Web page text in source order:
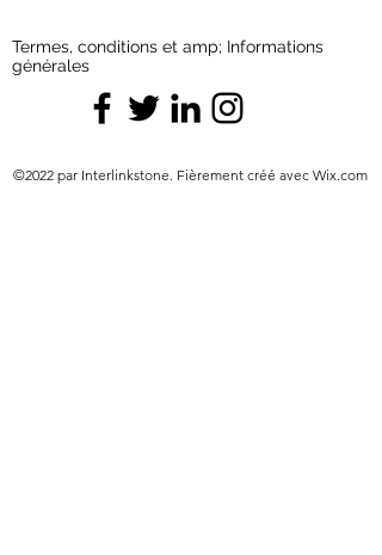
Termes, conditions et amp; Informations
générales
©2022 par Interlinkstone. Fièrement créé avec Wix.com